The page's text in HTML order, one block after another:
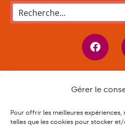
Gérer le
Pour offrir les meilleures
telles que les cookies pour stocker